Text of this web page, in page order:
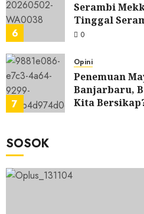
6
Serambi
Tinggal
0
7
Opini
Penemuan
Banjarbaru,
Kita
SOSOK